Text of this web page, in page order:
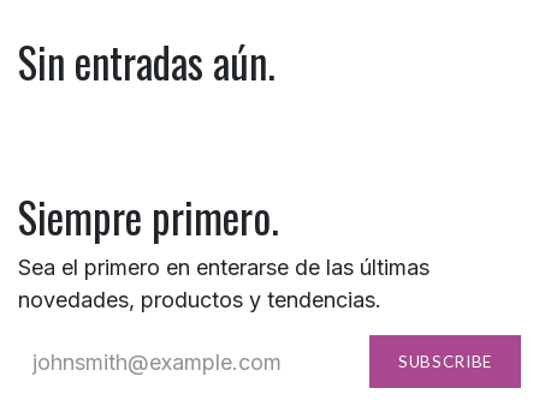
Sin entradas aún.
Siempre primero.
Sea el primero en enterarse de las últimas
novedades, productos y tendencias.
SUBSCRIBE